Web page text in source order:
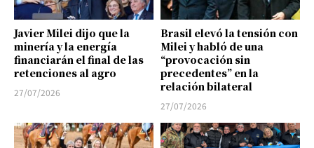
Javier Milei dijo que la
minería y la energía
financiarán el final de las
retenciones al agro
27/07/2026
Brasil elevó la tensión con
Milei y habló de una
“provocación sin
precedentes” en la
relación bilateral
27/07/2026